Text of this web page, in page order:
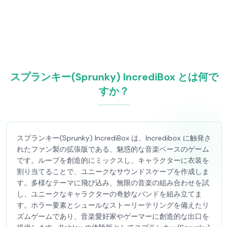
スプランキー(Sprunky) IncrediBox とは何で
すか？
スプランキー(Sprunky) IncrediBox は、Incredibox に触発さ
れたファン製の拡張版である、魅惑的な音楽ベースのゲーム
です。ループを創造的にミックスし、キャラクターに衣装を
割り当てることで、ユニークなサウンドスケープを作成しま
す。多様なテーマに飛び込み、無限の音楽の組み合わせを試
し、ユニークなキャラクターの奇妙なバンドを組み立てま
す。ホラー要素とシュールなストーリーテリングを備えたリ
ズムゲームであり、音楽愛好家やゲーマーに創造的な出口を